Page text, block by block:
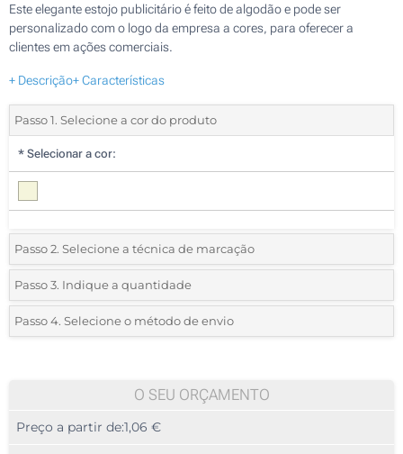
Este elegante estojo publicitário é feito de algodão e pode ser
personalizado com o logo da empresa a cores, para oferecer a
clientes em ações comerciais.
+ Descrição+ Características
Passo 1. Selecione a cor do produto
* Selecionar a cor:
Passo 2. Selecione a técnica de marcação
*Selecione o tipo de marcação e as cores do logotipo:
1 Cor (Num lado)
Passo 3. Indique a quantidade
*Quantidade mínima:25
50
Passo 4. Selecione o método de envio
O SEU ORÇAMENTO
Preço a partir de:1,06 €